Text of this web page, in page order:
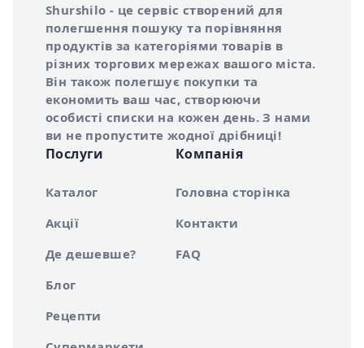
Про сервіс Shurshilo
Shurshilo - це сервіс створений для
полегшення пошуку та порівняння
продуктів за категоріями товарів в
різних торгових мережах вашого міста.
Він також полегшує покупки та
економить ваш час, створюючи
особисті списки на кожен день. З нами
ви не пропустите жодної дрібниці!
Послуги
Каталог
Акції
Де дешевше?
Блог
Рецепти
Компанія
Головна сторінка
Контакти
FAQ